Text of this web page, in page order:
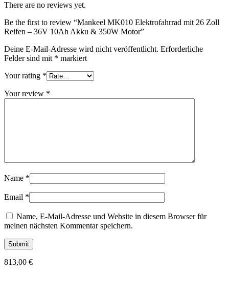
There are no reviews yet.
Be the first to review “Mankeel MK010 Elektrofahrrad mit 26 Zoll
Reifen – 36V 10Ah Akku & 350W Motor”
Deine E-Mail-Adresse wird nicht veröffentlicht. Erforderliche
Felder sind mit * markiert
Your rating *
Your review *
Name *
Email *
Name, E-Mail-Adresse und Website in diesem Browser für
meinen nächsten Kommentar speichern.
813,00 €